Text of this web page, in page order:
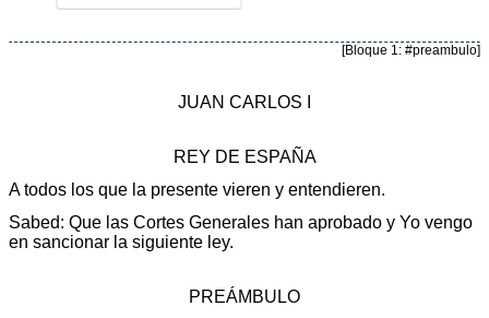
[Bloque 1: #preambulo]
JUAN CARLOS I
REY DE ESPAÑA
A todos los que la presente vieren y entendieren.
Sabed: Que las Cortes Generales han aprobado y Yo vengo
en sancionar la siguiente ley.
PREÁMBULO